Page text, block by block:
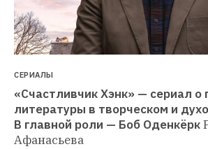
СЕРИАЛЫ
«Счастливчик Хэнк» — сериал о
литературы в творческом и
В главной роли — Боб Оденкёрк
Афанасьева